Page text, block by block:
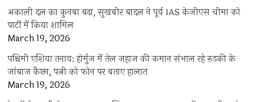
अकाली दल का कुनबा बढ़ा, सुखबीर बादल ने पूर्व IAS केजीएस चीमा को
पार्टी में किया शामिल
March 19, 2026
पश्चिमी एशिया तनाव: होर्मुज में तेल जहाज की कमान संभाल रहे रुड़की के
जांबाज कैप्टन, पत्नी को फोन पर बताए हालात
March 19, 2026